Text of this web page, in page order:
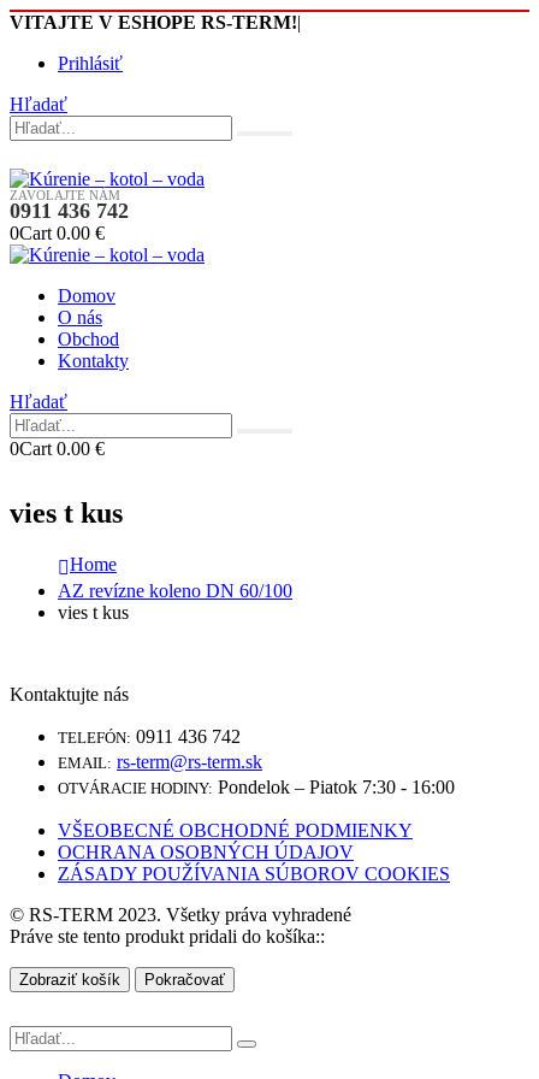
VITAJTE V ESHOPE RS-TERM!|
Prihlásiť
Hľadať
ZAVOLAJTE NÁM
0911 436 742
0Cart 0.00 €
Domov
O nás
Obchod
Kontakty
Hľadať
0Cart 0.00 €
vies t kus
Home
AZ revízne koleno DN 60/100
vies t kus
Kontaktujte nás
TELEFÓN: 0911 436 742
EMAIL: rs-term@rs-term.sk
OTVÁRACIE HODINY: Pondelok – Piatok 7:30 - 16:00
VŠEOBECNÉ OBCHODNÉ PODMIENKY
OCHRANA OSOBNÝCH ÚDAJOV
ZÁSADY POUŽÍVANIA SÚBOROV COOKIES
© RS-TERM 2023. Všetky práva vyhradené
Práve ste tento produkt pridali do košíka::
Zobraziť košík Pokračovať